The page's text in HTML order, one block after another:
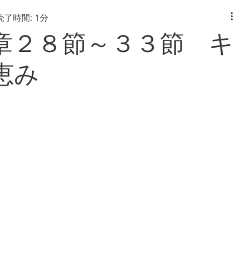
２８節～３３節 キ
み
了時間: 1分